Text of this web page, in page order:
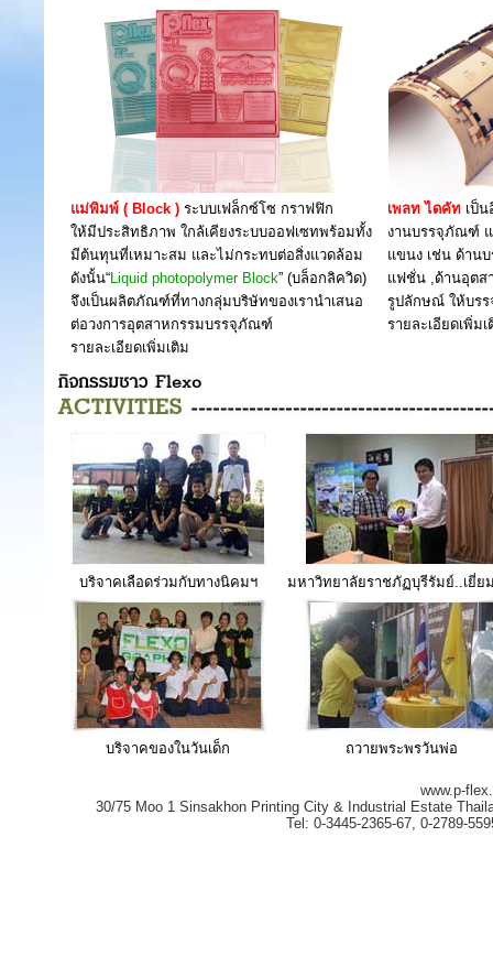
แม่พิมพ์ ( Block ) ระบบเฟล็กซ์โซ กราฟฟิก
ให้มีประสิทธิภาพ ใกล้เคียงระบบออฟเซทพร้อมทั้ง
มีต้นทุนที่เหมาะสม และไม่กระทบต่อสิ่งแวดล้อม
ดังนั้น“Liquid photopolymer Block” (บล็อกลิควิด)
จึงเป็นผลิตภัณฑ์ที่ทางกลุ่มบริษัทของเรานำเสนอ
ต่อวงการอุตสาหกรรมบรรจุภัณฑ์
รายละเอียดเพิ่มเติม
เพลท ไดคัท เป็
งานบรรจุภัณฑ์
แขนง เช่น ด้าน
แฟชั่น ,ด้านอุตส
รูปลักษณ์ ให้บร
รายละเอียดเพิ่มเ
บริจาคเลือดร่วมกับทางนิคมฯ มหาวิทยาลัยราชภัฏบุรีรัมย์..เยี่ย
บริจาคของในวันเด็ก ถวายพระพรวันพ่อ
www.p-
30/75 Moo 1 Sinsakhon Printing City & Industrial Estate
Tel: 0-3445-2365-67, 0-2789-